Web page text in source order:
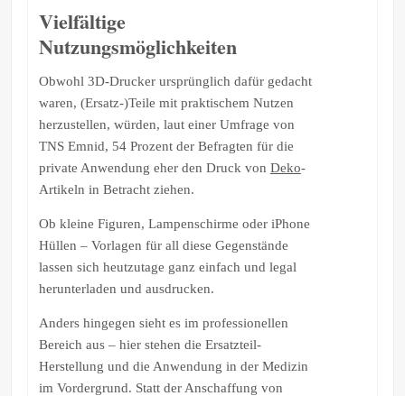
Vielfältige
Nutzungsmöglichkeiten
Obwohl 3D-Drucker ursprünglich dafür gedacht
waren, (Ersatz-)Teile mit praktischem Nutzen
herzustellen, würden, laut einer Umfrage von
TNS Emnid, 54 Prozent der Befragten für die
private Anwendung eher den Druck von Deko-
Artikeln in Betracht ziehen.
Ob kleine Figuren, Lampenschirme oder iPhone
Hüllen – Vorlagen für all diese Gegenstände
lassen sich heutzutage ganz einfach und legal
herunterladen und ausdrucken.
Anders hingegen sieht es im professionellen
Bereich aus – hier stehen die Ersatzteil-
Herstellung und die Anwendung in der Medizin
im Vordergrund. Statt der Anschaffung von